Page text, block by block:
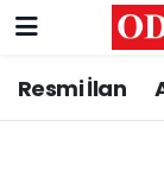
Resmi İlan
Nöbetçi